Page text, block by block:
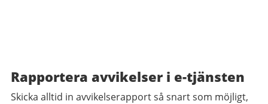
Rapportera avvikelser i e-tjänsten
Skicka alltid in avvikelserapport så snart som möjligt,